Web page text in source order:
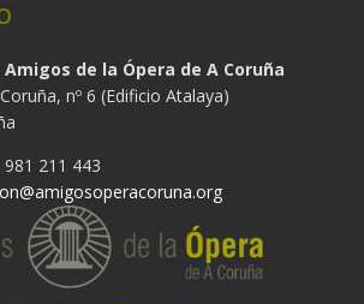
de la Ópera de A Coruña
nº 6 (Edificio Atalaya)
981 211 443